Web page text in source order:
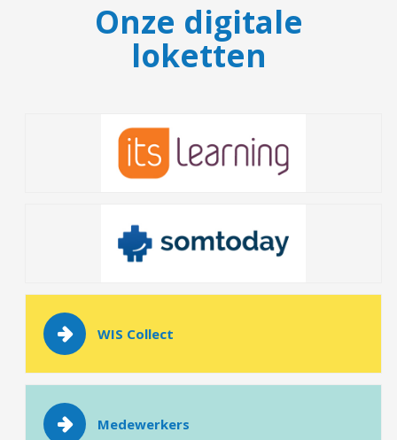
Onze digitale
loketten
WIS Collect
Medewerkers